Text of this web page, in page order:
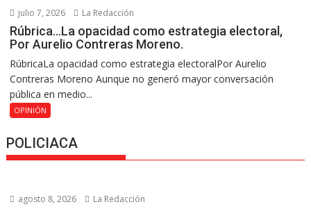
julio 7, 2026 La Redacción
Rúbrica…La opacidad como estrategia electoral,
Por Aurelio Contreras Moreno.
RúbricaLa opacidad como estrategia electoralPor Aurelio
Contreras Moreno Aunque no generó mayor conversación
pública en medio...
OPINIÓN
POLICIACA
agosto 8, 2026 La Redacción